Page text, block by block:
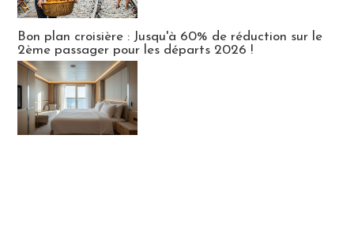
Bon plan croisière : Jusqu'à 60% de réduction sur le
2ème passager pour les départs 2026 !